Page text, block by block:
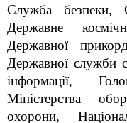
Служба безпеки,
Державне
Державної
Державної служби
інформації,
Міністерства
охорони,